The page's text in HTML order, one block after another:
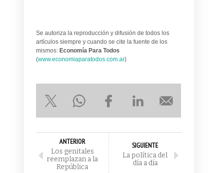
Se autoriza la reproducción y difusión de todos los
artículos siempre y cuando se cite la fuente de los
mismos: Economía Para Todos
(www.economiaparatodos.com.ar)
ANTERIOR
Los genitales
reemplazan a la
República
SIGUIENTE
La política del
día a día